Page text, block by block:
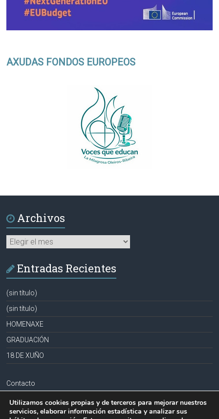
AXUDAS FONDOS EUROPEOS
Archivos
Archivos
Entradas Recientes
(sin título)
(sin título)
HOMENAXE
GRADUACIÓN
18 DE XUÑO
Contacto
Aviso legal
Política de privacidad
Utilizamos cookies propias y de terceros para mejorar nuestros
servicios, elaborar información estadística y analizar sus